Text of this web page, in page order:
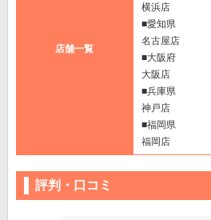
店舗一覧
横浜店
■愛知県
名古屋店
■大阪府
大阪店
■兵庫県
神戸店
■福岡県
福岡店
評判・口コミ